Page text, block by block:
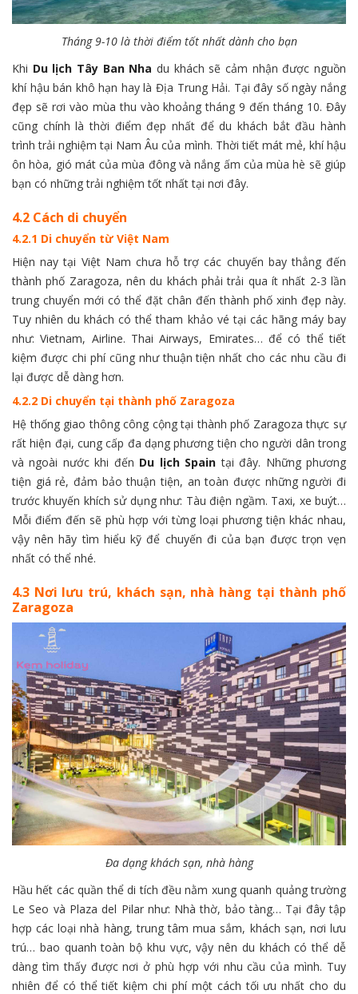
Tháng 9-10 là thời điểm tốt nhất dành cho bạn
Khi Du lịch Tây Ban Nha du khách sẽ cảm nhận được nguồn
khí hậu bán khô hạn hay là Địa Trung Hải. Tại đây số ngày nắng
đẹp sẽ rơi vào mùa thu vào khoảng tháng 9 đến tháng 10. Đây
cũng chính là thời điểm đẹp nhất để du khách bắt đầu hành
trình trải nghiệm tại Nam Âu của mình. Thời tiết mát mẻ, khí hậu
ôn hòa, gió mát của mùa đông và nắng ấm của mùa hè sẽ giúp
bạn có những trải nghiệm tốt nhất tại nơi đây.
4.2 Cách di chuyển
4.2.1 Di chuyển từ Việt Nam
Hiện nay tại Việt Nam chưa hỗ trợ các chuyến bay thẳng đến
thành phố Zaragoza, nên du khách phải trải qua ít nhất 2-3 lần
trung chuyển mới có thể đặt chân đến thành phố xinh đẹp này.
Tuy nhiên du khách có thể tham khảo vé tại các hãng máy bay
như: Vietnam, Airline. Thai Airways, Emirates… để có thể tiết
kiệm được chi phí cũng như thuận tiện nhất cho các nhu cầu đi
lại được dễ dàng hơn.
4.2.2 Di chuyển tại thành phố Zaragoza
Hệ thống giao thông công cộng tại thành phố Zaragoza thực sự
rất hiện đại, cung cấp đa dạng phương tiện cho người dân trong
và ngoài nước khi đến Du lịch Spain tại đây. Những phương
tiện giá rẻ, đảm bảo thuận tiện, an toàn được những người đi
trước khuyến khích sử dụng như: Tàu điện ngầm. Taxi, xe buýt…
Mỗi điểm đến sẽ phù hợp với từng loại phương tiện khác nhau,
vậy nên hãy tìm hiểu kỹ để chuyến đi của bạn được trọn vẹn
nhất có thể nhé.
4.3 Nơi lưu trú, khách sạn, nhà hàng tại thành phố
Zaragoza
Đa dạng khách sạn, nhà hàng
Hầu hết các quần thể di tích đều nằm xung quanh quảng trường
Le Seo và Plaza del Pilar như: Nhà thờ, bảo tàng… Tại đây tập
hợp các loại nhà hàng, trung tâm mua sắm, khách sạn, nơi lưu
trú… bao quanh toàn bộ khu vực, vậy nên du khách có thể dễ
dàng tìm thấy được nơi ở phù hợp với nhu cầu của mình. Tuy
nhiên để có thể tiết kiệm chi phí một cách tối ưu nhất cho du